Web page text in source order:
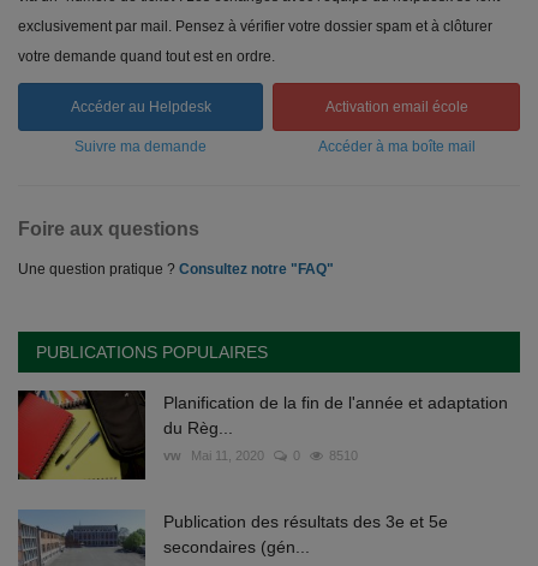
exclusivement par mail. Pensez à vérifier votre dossier spam et à clôturer
votre demande quand tout est en ordre.
Accéder au Helpdesk Activation email école
Suivre ma demande Accéder à ma boîte mail
Foire aux questions
Une question pratique ? Consultez notre "FAQ"
PUBLICATIONS POPULAIRES
Planification de la fin de l'année et adaptation
du Règ...
vw Mai 11, 2020 0 8510
Publication des résultats des 3e et 5e
secondaires (gén...